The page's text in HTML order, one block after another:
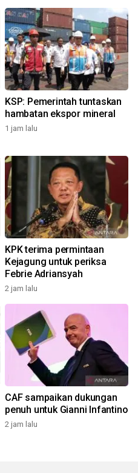
KSP: Pemerintah tuntaskan
hambatan ekspor mineral
1 jam lalu
KPK terima permintaan
Kejagung untuk periksa
Febrie Adriansyah
2 jam lalu
CAF sampaikan dukungan
penuh untuk Gianni Infantino
2 jam lalu